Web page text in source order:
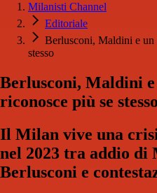
Milanisti Channel
Editoriale
Berlusconi, Maldini e un
stesso
Berlusconi, Maldini
riconosce più se stesso
Il Milan vive una
nel 2023 tra addio di
Berlusconi e